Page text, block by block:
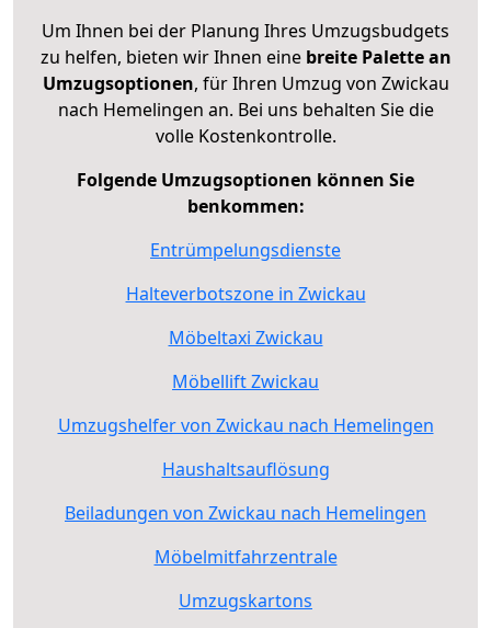
Um Ihnen bei der Planung Ihres Umzugsbudgets
zu helfen, bieten wir Ihnen eine breite Palette an
Umzugsoptionen, für Ihren Umzug von Zwickau
nach Hemelingen an. Bei uns behalten Sie die
volle Kostenkontrolle.
Folgende Umzugsoptionen können Sie
benkommen:
Entrümpelungsdienste
Halteverbotszone in Zwickau
Möbeltaxi Zwickau
Möbellift Zwickau
Umzugshelfer von Zwickau nach Hemelingen
Haushaltsauflösung
Beiladungen von Zwickau nach Hemelingen
Möbelmitfahrzentrale
Umzugskartons